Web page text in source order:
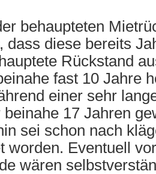
behaupteten
dass diese bereits
Rückstand
fast 10 Jahre
einer sehr
17 Jahren
sei schon nach
worden. Eventuell
wären